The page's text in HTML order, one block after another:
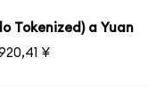
Tokenized) a Yuan
¥